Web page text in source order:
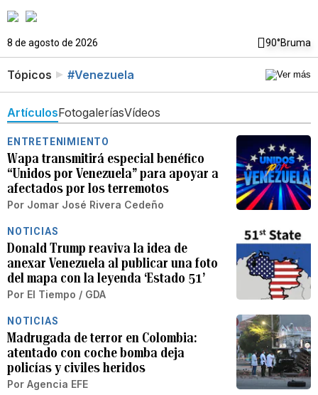
8 de agosto de 2026 90°Bruma
Tópicos #Venezuela
ArtículosFotogaleríasVídeos
ENTRETENIMIENTO
Wapa transmitirá especial benéfico
“Unidos por Venezuela” para apoyar a
afectados por los terremotos
Por Jomar José Rivera Cedeño
NOTICIAS
Donald Trump reaviva la idea de
anexar Venezuela al publicar una foto
del mapa con la leyenda ‘Estado 51’
Por El Tiempo / GDA
NOTICIAS
Madrugada de terror en Colombia:
atentado con coche bomba deja
policías y civiles heridos
Por Agencia EFE